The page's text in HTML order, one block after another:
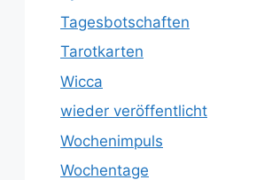
Tagesbotschaften
Tarotkarten
Wicca
wieder veröffentlicht
Wochenimpuls
Wochentage